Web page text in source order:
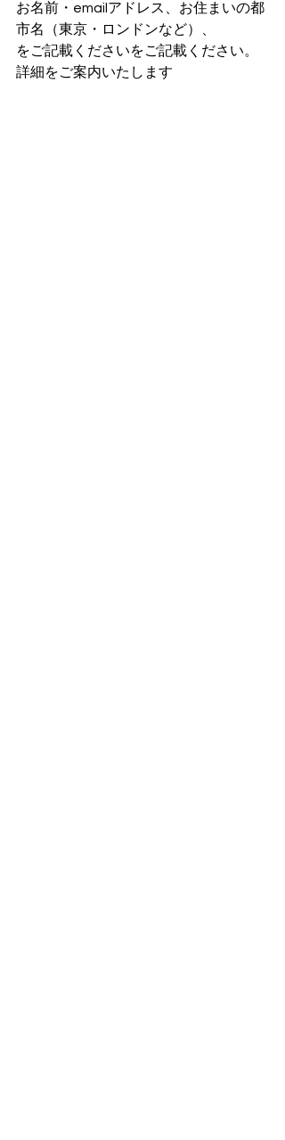
お名前・emailアドレス、お住まいの都
市名（東京・ロンドンなど）、
をご記載くださいをご記載ください。
詳細をご案内いたします